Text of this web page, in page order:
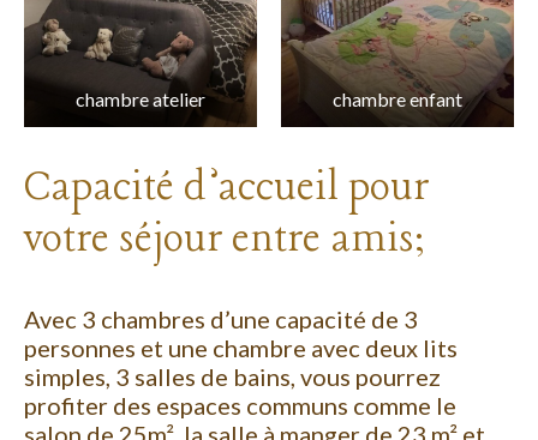
chambre atelier chambre enfant
Capacité d’accueil pour
votre séjour entre amis;
Avec 3 chambres d’une capacité de 3
personnes et une chambre avec deux lits
simples, 3 salles de bains, vous pourrez
profiter des espaces communs comme le
salon de 25m², la salle à manger de 23 m² et